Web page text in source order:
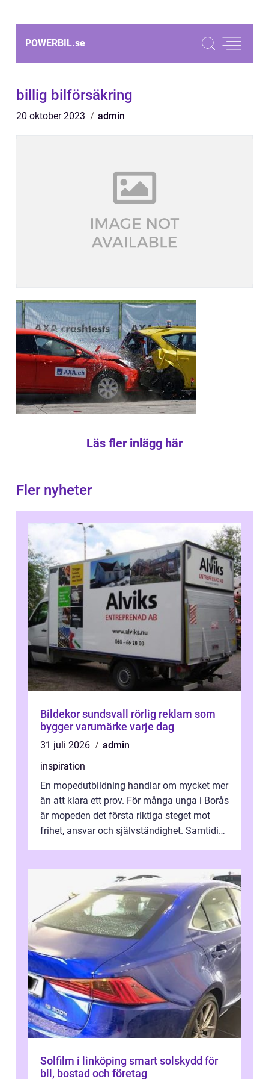
POWERBIL.se
billig bilförsäkring
20 oktober 2023 admin
Läs fler inlägg här
Fler nyheter
Bildekor sundsvall rörlig reklam som
bygger varumärke varje dag
31 juli 2026
admin
inspiration
En mopedutbildning handlar om mycket mer
än att klara ett prov. För många unga i Borås
är mopeden det första riktiga steget mot
frihet, ansvar och självständighet. Samtidigt
Solfilm i linköping smart solskydd för
bil, bostad och företag